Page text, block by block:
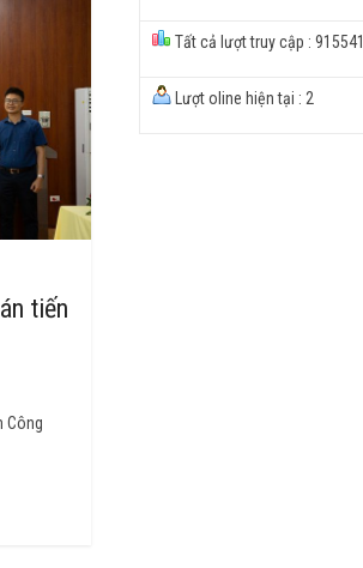
tiến
Công
Tất cả lượt truy cập : 915541
Lượt oline hiện tại : 2